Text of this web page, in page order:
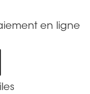
en ligne